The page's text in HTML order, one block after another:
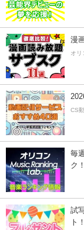
漫
オリ
CS
毎
ク！
試
ト！